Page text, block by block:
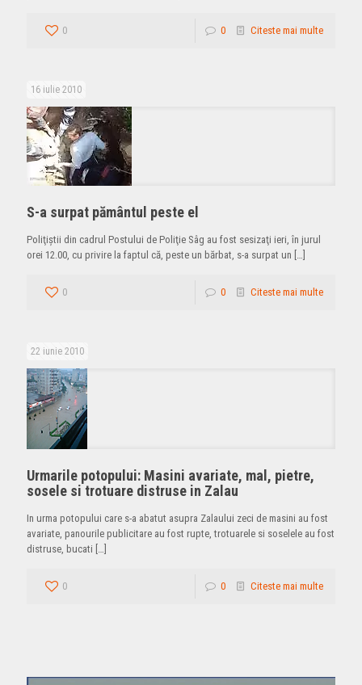
0 0 Citeste mai multe
16 iulie 2010
S-a surpat pământul peste el
Poliţiştii din cadrul Postului de Poliţie Sâg au fost sesizaţi ieri, în jurul
orei 12.00, cu privire la faptul că, peste un bărbat, s-a surpat un […]
0 0 Citeste mai multe
22 iunie 2010
Urmarile potopului: Masini avariate, mal, pietre,
sosele si trotuare distruse in Zalau
In urma potopului care s-a abatut asupra Zalaului zeci de masini au fost
avariate, panourile publicitare au fost rupte, trotuarele si soselele au fost
distruse, bucati […]
0 0 Citeste mai multe